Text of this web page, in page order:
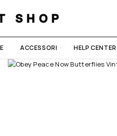
SHOP
ACCESSORI HELP CENTER